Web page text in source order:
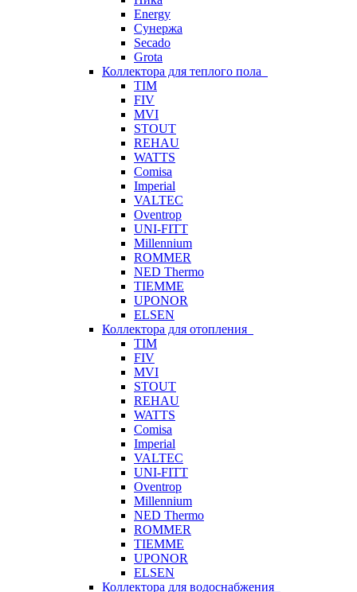
Energy
Сунержа
Secado
Grota
Коллектора для теплого пола
TIM
FIV
MVI
STOUT
REHAU
WATTS
Comisa
Imperial
VALTEC
Oventrop
UNI-FITT
Millennium
ROMMER
NED Thermo
TIEMME
UPONOR
ELSEN
Коллектора для отопления
TIM
FIV
MVI
STOUT
REHAU
WATTS
Comisa
Imperial
VALTEC
UNI-FITT
Oventrop
Millennium
NED Thermo
ROMMER
TIEMME
UPONOR
ELSEN
Коллектора для водоснабжения